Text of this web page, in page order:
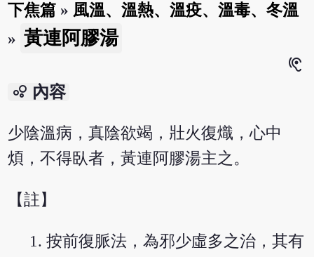
下焦篇 » 風溫、溫熱、溫疫、溫毒、冬溫
» 黃連阿膠湯
hearing
bubble_chart 內容
少陰溫病，真陰欲竭，壯火復熾，心中
煩，不得臥者，黃連阿膠湯主之。
【註】
按前復脈法，為邪少虛多之治，其有